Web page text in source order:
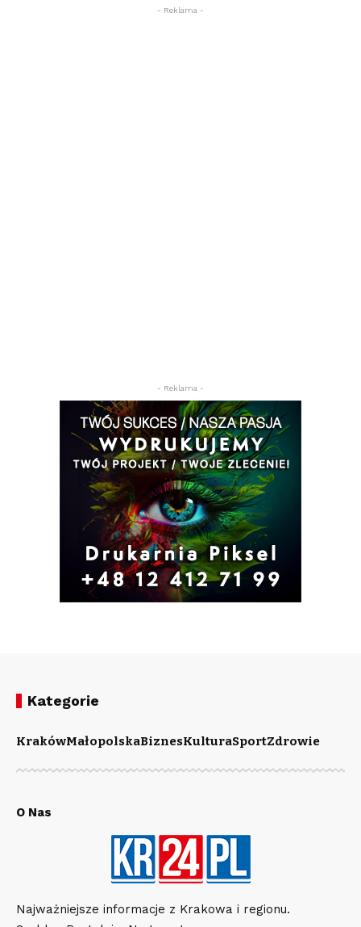
- Reklama -
- Reklama -
Kategorie
KrakówMałopolskaBiznesKulturaSportZdrowie
O Nas
Najważniejsze informacje z Krakowa i regionu.